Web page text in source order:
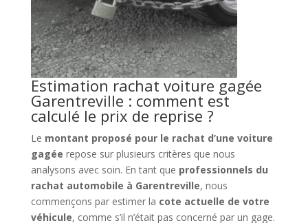
Estimation rachat voiture gagée
Garentreville : comment est
calculé le prix de reprise ?
Le montant proposé pour le rachat d’une voiture
gagée repose sur plusieurs critères que nous
analysons avec soin. En tant que professionnels du
rachat automobile à Garentreville, nous
commençons par estimer la cote actuelle de votre
véhicule, comme s’il n’était pas concerné par un gage.